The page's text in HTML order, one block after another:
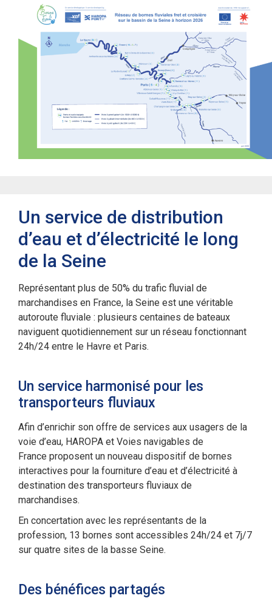
Un service de distribution
d’eau et d’électricité le long
de la Seine
Représentant plus de 50% du trafic fluvial de
marchandises en France, la Seine est une véritable
autoroute fluviale : plusieurs centaines de bateaux
naviguent quotidiennement sur un réseau fonctionnant
24h/24 entre le Havre et Paris.
Un service harmonisé pour les
transporteurs fluviaux
Afin d’enrichir son offre de services aux usagers de la
voie d’eau, HAROPA et Voies navigables de
France proposent un nouveau dispositif de bornes
interactives pour la fourniture d’eau et d’électricité à
destination des transporteurs fluviaux de
marchandises.
En concertation avec les représentants de la
profession, 13 bornes sont accessibles 24h/24 et 7j/7
sur quatre sites de la basse Seine.
Des bénéfices partagés